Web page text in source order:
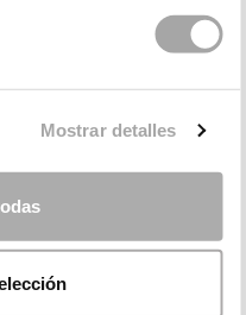
Mostrar detalles